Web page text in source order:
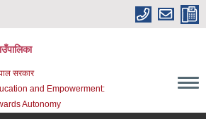
सरकार
and Empowerment:
Autonomy